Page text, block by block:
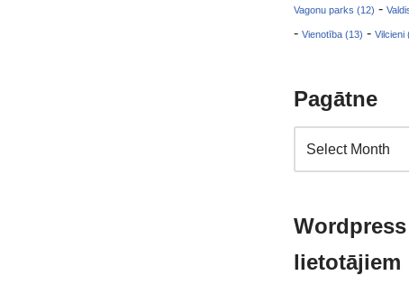
Vagonu parks (12) -
- Vienotība (13) - Vilcieni
Pagātne
lietotājiem